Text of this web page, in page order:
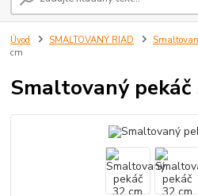
Úvod SMALTOVANÝ RIAD
cm
Smaltovaný pekáč